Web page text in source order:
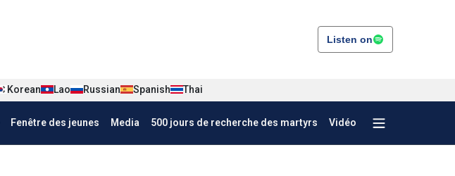
Listen on
Korean Lao Russian Spanish Thai
Fenêtre des jeunes Media 500 jours de recherche des martyrs Vidéo